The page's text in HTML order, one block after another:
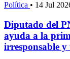
Política • 14 Jul
Diputado del
ayuda a la
irresponsable